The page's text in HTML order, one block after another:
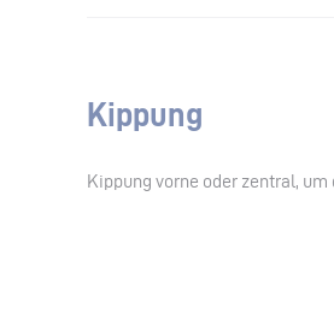
Kippung
Kippung vorne oder zentral,